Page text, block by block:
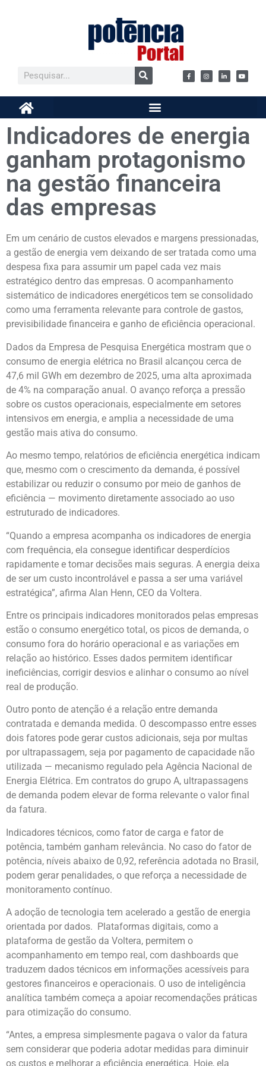
Indicadores de energia
ganham protagonismo
na gestão financeira
das empresas
Em um cenário de custos elevados e margens pressionadas,
a gestão de energia vem deixando de ser tratada como uma
despesa fixa para assumir um papel cada vez mais
estratégico dentro das empresas. O acompanhamento
sistemático de indicadores energéticos tem se consolidado
como uma ferramenta relevante para controle de gastos,
previsibilidade financeira e ganho de eficiência operacional.
Dados da Empresa de Pesquisa Energética mostram que o
consumo de energia elétrica no Brasil alcançou cerca de
47,6 mil GWh em dezembro de 2025, uma alta aproximada
de 4% na comparação anual. O avanço reforça a pressão
sobre os custos operacionais, especialmente em setores
intensivos em energia, e amplia a necessidade de uma
gestão mais ativa do consumo.
Ao mesmo tempo, relatórios de eficiência energética indicam
que, mesmo com o crescimento da demanda, é possível
estabilizar ou reduzir o consumo por meio de ganhos de
eficiência — movimento diretamente associado ao uso
estruturado de indicadores.
“Quando a empresa acompanha os indicadores de energia
com frequência, ela consegue identificar desperdícios
rapidamente e tomar decisões mais seguras. A energia deixa
de ser um custo incontrolável e passa a ser uma variável
estratégica”, afirma Alan Henn, CEO da Voltera.
Entre os principais indicadores monitorados pelas empresas
estão o consumo energético total, os picos de demanda, o
consumo fora do horário operacional e as variações em
relação ao histórico. Esses dados permitem identificar
ineficiências, corrigir desvios e alinhar o consumo ao nível
real de produção.
Outro ponto de atenção é a relação entre demanda
contratada e demanda medida. O descompasso entre esses
dois fatores pode gerar custos adicionais, seja por multas
por ultrapassagem, seja por pagamento de capacidade não
utilizada — mecanismo regulado pela Agência Nacional de
Energia Elétrica. Em contratos do grupo A, ultrapassagens
de demanda podem elevar de forma relevante o valor final
da fatura.
Indicadores técnicos, como fator de carga e fator de
potência, também ganham relevância. No caso do fator de
potência, níveis abaixo de 0,92, referência adotada no Brasil,
podem gerar penalidades, o que reforça a necessidade de
monitoramento contínuo.
A adoção de tecnologia tem acelerado a gestão de energia
orientada por dados. Plataformas digitais, como a
plataforma de gestão da Voltera, permitem o
acompanhamento em tempo real, com dashboards que
traduzem dados técnicos em informações acessíveis para
gestores financeiros e operacionais. O uso de inteligência
analítica também começa a apoiar recomendações práticas
para otimização do consumo.
“Antes, a empresa simplesmente pagava o valor da fatura
sem considerar que poderia adotar medidas para diminuir
os custos e melhorar a eficiência energética. Hoje, ela